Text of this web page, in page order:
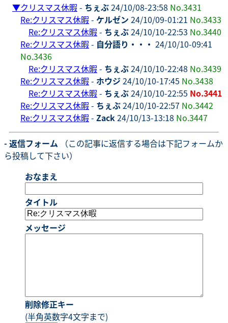
▼クリスマス休暇 - ちぇぶ24/10/08-23:58 No.3431
Re:クリスマス休暇 - ケルゼン 24/10/09-01:21 No.3433
Re:クリスマス休暇 - ちぇぶ24/10/10-22:53 No.3440
Re:クリスマス休暇 - 自分語り・・・ 24/10/10-09:41
No.3436
Re:クリスマス休暇 - ちぇぶ24/10/10-22:48 No.3439
Re:クリスマス休暇 - ホウジ24/10/10-17:45 No.3438
Re:クリスマス休暇 - ちぇぶ24/10/10-22:55 No.3441
Re:クリスマス休暇 - ちぇぶ24/10/10-22:57 No.3442
Re:クリスマス休暇 - Zack24/10/13-13:18 No.3447
- 返信フォーム （この記事に返信する場合は下記フォームか
ら投稿して下さい）
おなまえ
タイトル
メッセージ
削除修正キー
(半角英数字4文字まで)